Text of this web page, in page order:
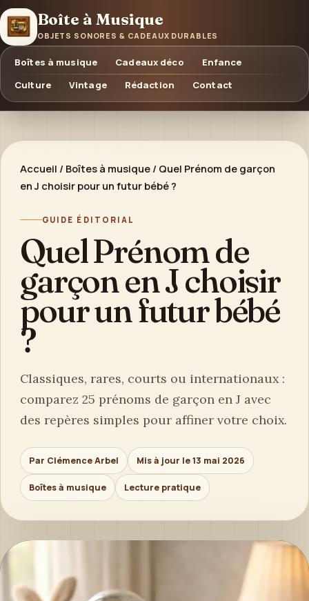
Boîte à Musique
OBJETS SONORES & CADEAUX DURABLES
Boîtes à musique Cadeaux déco
Enfance
Culture
Vintage Rédaction Contact
Accueil / Boîtes à musique / Quel Prénom de garçon
en J choisir pour un futur bébé ?
GUIDE ÉDITORIAL
Quel Prénom de
garçon en J choisir
pour un futur bébé
?
Classiques, rares, courts ou internationaux :
comparez 25 prénoms de garçon en J avec
des repères simples pour affiner votre choix.
Par Clémence Arbel Mis à jour le 13 mai 2026
Boîtes à musique Lecture pratique